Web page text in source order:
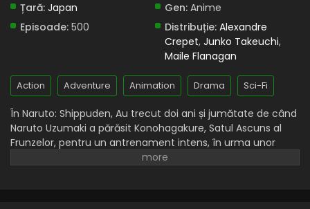
Naruto: Shippuden – Sezonul 1 Episodul 7 – Fugi
Kankurou!
Eps 7 - Fugi Kankurou! - 7 September, 2025
Naruto: Shippuden – Sezonul 1 Episodul 6 –
Norma eliberată
Eps 6 - Norma eliberată - 7 September, 2025
Naruto: Shippuden – Sezonul 1 Episodul 5 – Ca și
Țară: Japan Gen: Anime
Episoade: 500 Distribuție: Alexandre
Crepet, Junko Takeuchi,
Maile Flanagan
Action Adventure Animation Drama Sci-Fi
În Naruto: Shippuden, Au trecut doi ani și jumătate de când
Naruto Uzumaki a părăsit Konohagakure, Satul Ascuns al
Frunzelor, pentru un antrenament intens, în urma unor
evenimente care i-au alimentat dorința de a deveni mai